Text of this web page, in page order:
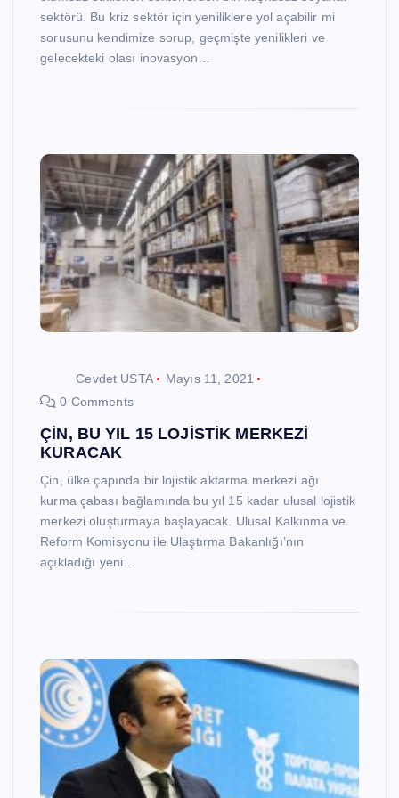
sektörü. Bu kriz sektör için yeniliklere yol açabilir mi
sorusunu kendimize sorup, geçmişte yenilikleri ve
gelecekteki olası inovasyon…
Cevdet USTA
Mayıs 11, 2021
0 Comments
ÇİN, BU YIL 15 LOJİSTİK MERKEZİ
KURACAK
Çin, ülke çapında bir lojistik aktarma merkezi ağı
kurma çabası bağlamında bu yıl 15 kadar ulusal lojistik
merkezi oluşturmaya başlayacak. Ulusal Kalkınma ve
Reform Komisyonu ile Ulaştırma Bakanlığı’nın
açıkladığı yeni…